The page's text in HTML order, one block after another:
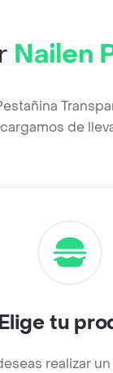
Nailen
de
tu
realizar